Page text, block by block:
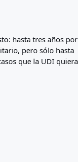
hasta tres años por
pero sólo hasta
que la UDI quiera